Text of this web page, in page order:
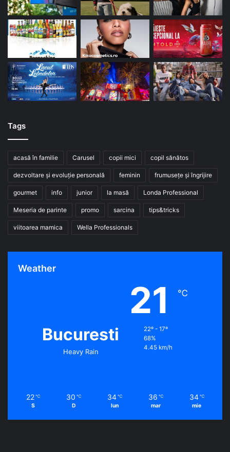
Tags
acasă în familie Carusel copii mici copil sănătos
dezvoltare și evoluție personală feminin frumusețe și îngrijire
gourmet info junior la masă Londa Professional
Meseria de parinte promo sarcina tips&tricks
viitoarea mamica Wella Professionals
Weather
Bucuresti
Heavy Rain
21 ℃
22º - 17º
68%
4.45 km/h
22 ℃
S
30 ℃
D
34 ℃
lun
36 ℃
mar
34 ℃
mie